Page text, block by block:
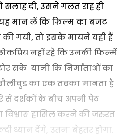
दी, उसने गलत राह ही
यह मान लें कि फिल्म का बजट
गयी, तो इसके मायने यही हैं
नहीं रहे कि उनकी फिल्में
सके. यानी कि निर्माताओं का
बौलीवुड का एक तबका मानता है
से दर्शकों के बीच अपनी पैठ
विश्वास हासिल करने की जरुरत
ध्यान देंगे, उतना बेहतर होगा.